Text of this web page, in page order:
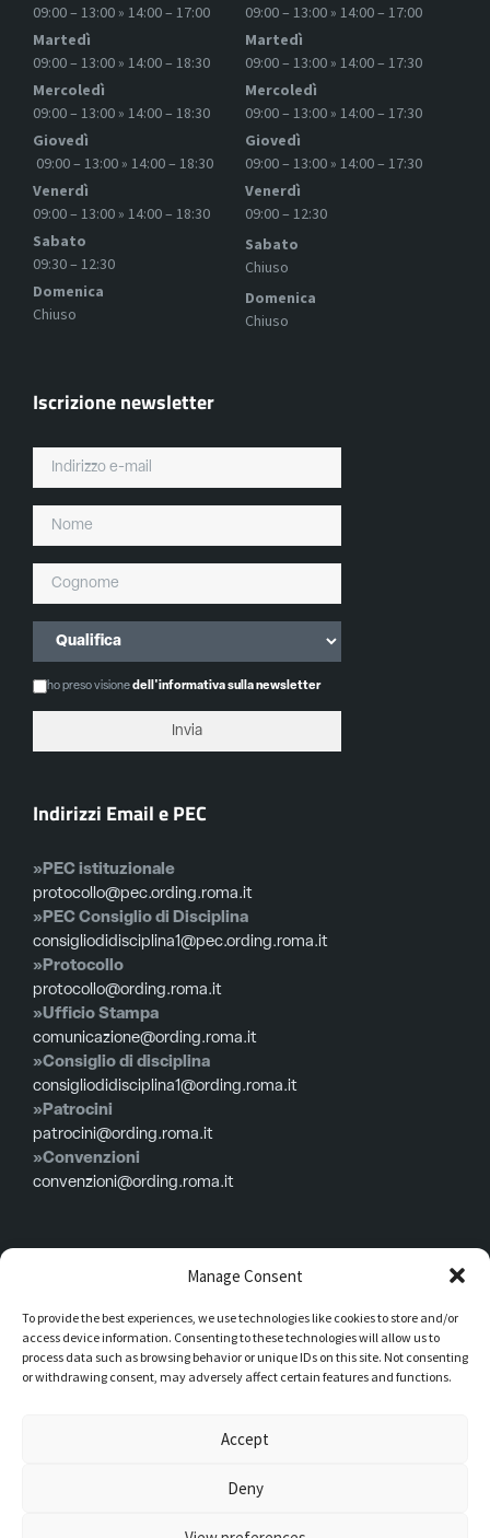
Manage Consent
To provide the best experiences, we use technologies like cookies to store and/or
access device information. Consenting to these technologies will allow us to
process data such as browsing behavior or unique IDs on this site. Not consenting
or withdrawing consent, may adversely affect certain features and functions.
Accept
Deny
09:00 – 13:00 » 14:00 – 17:00
Martedì
09:00 – 13:00 » 14:00 – 18:30
Mercoledì
09:00 – 13:00 » 14:00 – 18:30
Giovedì
09:00 – 13:00 » 14:00 – 18:30
Venerdì
09:00 – 13:00 » 14:00 – 18:30
Sabato
09:30 – 12:30
Domenica
Chiuso
09:00 – 13:00 » 14:00 – 17:00
Martedì
09:00 – 13:00 » 14:00 – 17:30
Mercoledì
09:00 – 13:00 » 14:00 – 17:30
Giovedì
09:00 – 13:00 » 14:00 – 17:30
Venerdì
09:00 – 12:30
Sabato
Chiuso
Domenica
Chiuso
Iscrizione newsletter
ho preso visionedell'informativa sulla newsletter
Indirizzi Email e PEC
»PEC istituzionale
protocollo@pec.ording.roma.it
»PEC Consiglio di Disciplina
consigliodidisciplina1@pec.ording.roma.it
»Protocollo
protocollo@ording.roma.it
»Ufficio Stampa
comunicazione@ording.roma.it
»Consiglio di disciplina
consigliodidisciplina1@ording.roma.it
»Patrocini
patrocini@ording.roma.it
»Convenzioni
convenzioni@ording.roma.it
Menù
Privacy policy
Cookie policy
Consiglio in carica
Dati legali Piazza della Repubblica, 59 00185 – Roma Codice fiscale